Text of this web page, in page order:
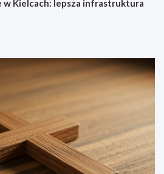
w Kielcach: lepsza infrastruktura